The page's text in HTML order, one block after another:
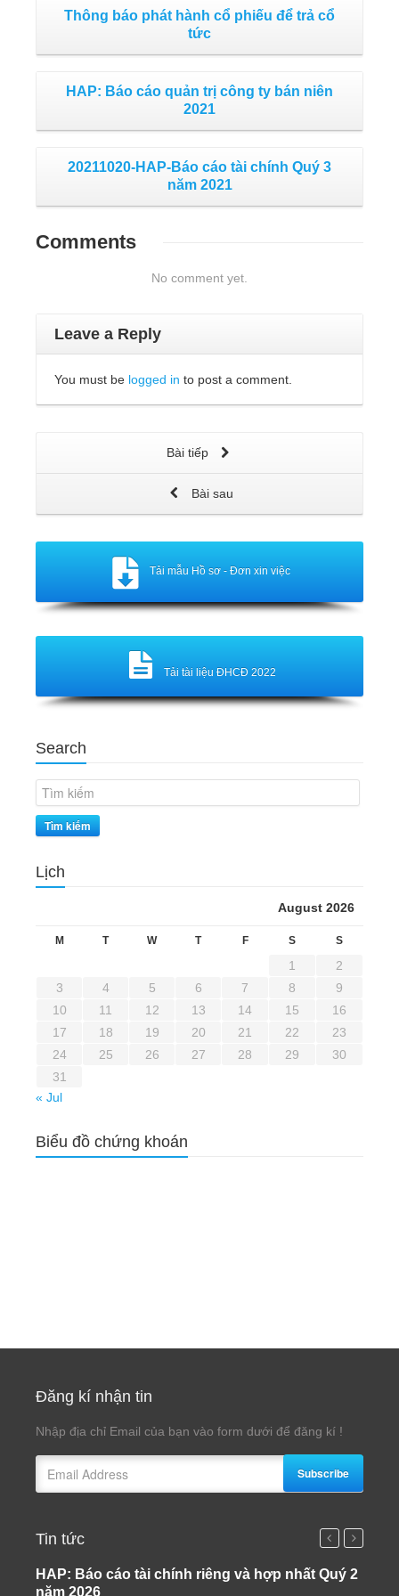
Thông báo phát hành cổ phiếu để trả cổ
tức
HAP: Báo cáo quản trị công ty bán niên
2021
20211020-HAP-Báo cáo tài chính Quý 3
năm 2021
Comments
No comment yet.
Leave a Reply
You must be logged in to post a comment.
Bài tiếp
Bài sau
Tải mẫu Hồ sơ - Đơn xin việc
Tải tài liệu ĐHCĐ 2022
Search
Tìm kiếm
Lịch
August 2026
M T W T F S S
1
2
3
4 5 6 7 8
9
10
11 12 13 14 15
16
17
18 19 20 21 22
23
24
25 26 27 28 29
30
31
« Jul
Biểu đồ chứng khoán
Đăng kí nhận tin
Nhập địa chỉ Email của bạn vào form dưới để đăng kí !
Subscribe
Tin tức
HAP: Báo cáo tài chính riêng và hợp nhất Quý 2
năm 2026